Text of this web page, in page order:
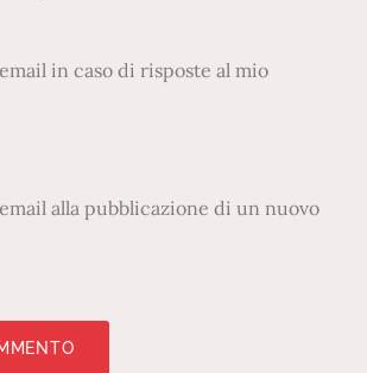
in caso di risposte al mio
alla pubblicazione di un nuovo